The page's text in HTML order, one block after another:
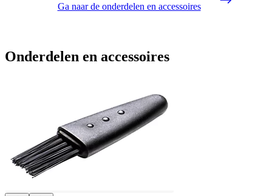
Ga naar de onderdelen en accessoires
Onderdelen en accessoires